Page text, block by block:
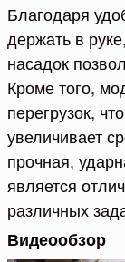
Благодаря
держать в
насадок
Кроме того,
перегрузок,
увеличивает
прочная,
является
различных
Видеообзор